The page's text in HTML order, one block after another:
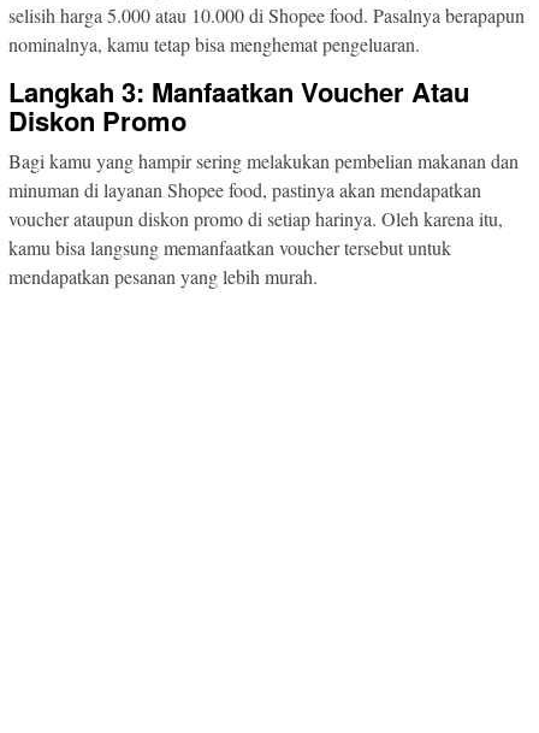
selisih harga 5.000 atau 10.000 di Shopee food. Pasalnya berapapun
nominalnya, kamu tetap bisa menghemat pengeluaran.
Langkah 3: Manfaatkan Voucher Atau
Diskon Promo
Bagi kamu yang hampir sering melakukan pembelian makanan dan
minuman di layanan Shopee food, pastinya akan mendapatkan
voucher ataupun diskon promo di setiap harinya. Oleh karena itu,
kamu bisa langsung memanfaatkan voucher tersebut untuk
mendapatkan pesanan yang lebih murah.